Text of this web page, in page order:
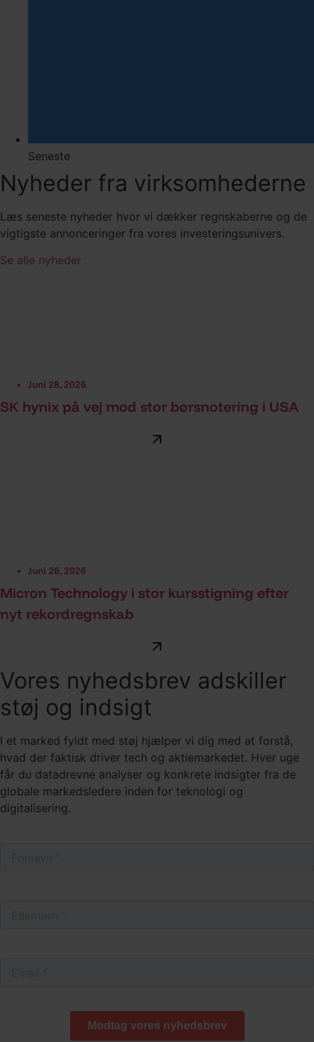
Seneste
Nyheder fra virksomhederne
Læs seneste nyheder hvor vi dækker regnskaberne og de
vigtigste annonceringer fra vores investeringsunivers.
Se alle nyheder
Juni 28, 2026
SK hynix på vej mod stor børsnotering i USA
Juni 26, 2026
Micron Technology i stor kursstigning efter
nyt rekordregnskab
Vores nyhedsbrev adskiller
støj og indsigt
I et marked fyldt med støj hjælper vi dig med at forstå,
hvad der faktisk driver tech og aktiemarkedet. Hver uge
får du datadrevne analyser og konkrete indsigter fra de
globale markedsledere inden for teknologi og
digitalisering.